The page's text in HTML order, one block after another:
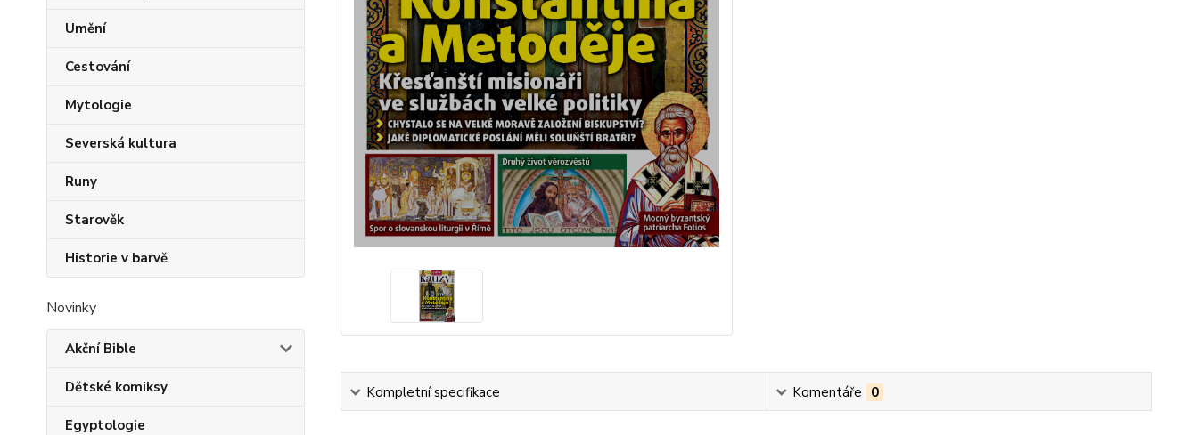
Umění
Cestování
Mytologie
Severská kultura
Runy
Starověk
Historie v barvě
Novinky
Akční Bible
Dětské komiksy
Egyptologie
Kompletní specifikace Komentáře 0